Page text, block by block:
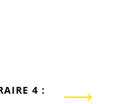
4 :